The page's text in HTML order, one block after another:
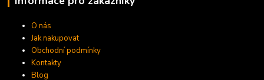
O nás
Jak nakupovat
Obchodní podmínky
Kontakty
Blog